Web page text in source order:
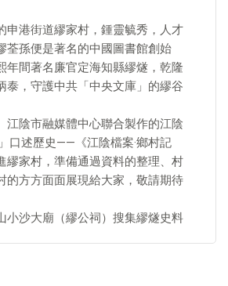
申港街道繆家村，鍾靈毓秀，人才
荃孫便是著名的中國圖書館創始
年間著名廉官定海知縣繆燧，乾隆
泰，守護中共「中央文庫」的繆谷
江陰市融媒體中心聯合製作的江陰
口述歷史——《江陰檔案·鄉村記
繆家村，準備通過資料的整理、村
的方方面面展現給大家，敬請期待
小沙大廟（繆公祠）搜集繆燧史料